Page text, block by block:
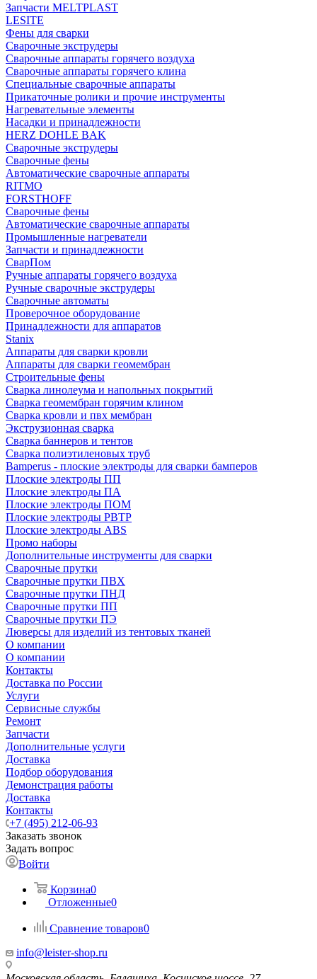
Запчасти MELTPLAST
LESITE
Фены для сварки
Сварочные экструдеры
Сварочные аппараты горячего воздуха
Сварочные аппараты горячего клина
Специальные сварочные аппараты
Прикаточные ролики и прочие инструменты
Нагревательные элементы
Насадки и принадлежности
HERZ DOHLE BAK
Сварочные экструдеры
Сварочные фены
Автоматические сварочные аппараты
RITMO
FORSTHOFF
Сварочные фены
Автоматические сварочные аппараты
Промышленные нагреватели
Запчасти и принадлежности
СварПом
Ручные аппараты горячего воздуха
Ручные сварочные экструдеры
Сварочные автоматы
Проверочное оборудование
Принадлежности для аппаратов
Stanix
Аппараты для сварки кровли
Аппараты для сварки геомембран
Строительные фены
Сварка линолеума и напольных покрытий
Сварка геомембран горячим клином
Сварка кровли и пвх мембран
Экструзионная сварка
Сварка баннеров и тентов
Сварка полиэтиленовых труб
Bamperus - плоские электроды для сварки бамперов
Плоские электроды ПП
Плоские электроды ПА
Плоские электроды ПОМ
Плоские электроды РВТР
Плоские электроды ABS
Промо наборы
Дополнительные инструменты для сварки
Сварочные прутки
Сварочные прутки ПВХ
Сварочные прутки ПНД
Сварочные прутки ПП
Сварочные прутки ПЭ
Люверсы для изделий из тентовых тканей
О компании
О компании
Контакты
Доставка по России
Услуги
Сервисные службы
Ремонт
Запчасти
Дополнительные услуги
Доставка
Подбор оборудования
Демонстрация работы
Доставка
Контакты
+7 (495) 212-06-93
Заказать звонок
Задать вопрос
Войти
Корзина0
Отложенные0
Сравнение товаров0
info@leister-shop.ru